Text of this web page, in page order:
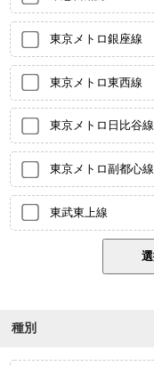
東京メトロ銀座線
東京メトロ東西線
東京メトロ日比谷線
東京メトロ副都心線
東武東上線
種別